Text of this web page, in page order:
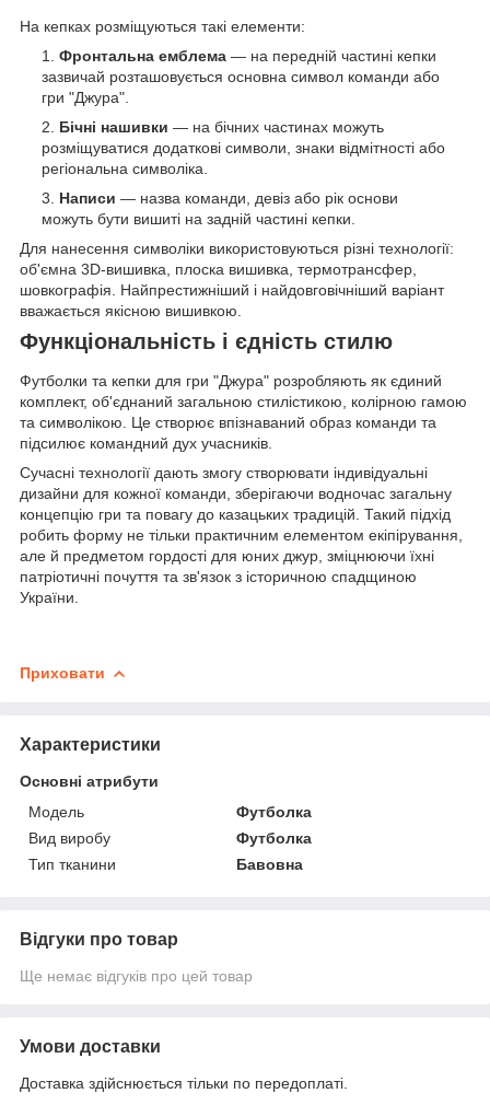
На кепках розміщуються такі елементи:
Фронтальна емблема — на передній частині кепки
зазвичай розташовується основна символ команди або
гри "Джура".
Бічні нашивки — на бічних частинах можуть
розміщуватися додаткові символи, знаки відмітності або
регіональна символіка.
Написи — назва команди, девіз або рік основи
можуть бути вишиті на задній частині кепки.
Для нанесення символіки використовуються різні технології:
об'ємна 3D-вишивка, плоска вишивка, термотрансфер,
шовкографія. Найпрестижніший і найдовговічніший варіант
вважається якісною вишивкою.
Функціональність і єдність стилю
Футболки та кепки для гри "Джура" розробляють як єдиний
комплект, об'єднаний загальною стилістикою, колірною гамою
та символікою. Це створює впізнаваний образ команди та
підсилює командний дух учасників.
Сучасні технології дають змогу створювати індивідуальні
дизайни для кожної команди, зберігаючи водночас загальну
концепцію гри та повагу до казацьких традицій. Такий підхід
робить форму не тільки практичним елементом екіпірування,
але й предметом гордості для юних джур, зміцнюючи їхні
патріотичні почуття та зв'язок з історичною спадщиною
України.
Приховати
Характеристики
Основні атрибути
Модель
Футболка
Вид виробу
Футболка
Тип тканини
Бавовна
Відгуки про товар
Ще немає відгуків про цей товар
Умови доставки
Доставка здійснюється тільки по передоплаті.